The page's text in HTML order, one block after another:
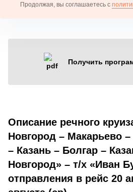
Продолжая, вы соглашаетесь с
Получить
Описание речного
Новгород – Макарьево
– Казань – Болгар –
Новгород» – т/х «Иван
отправления в рейс 20